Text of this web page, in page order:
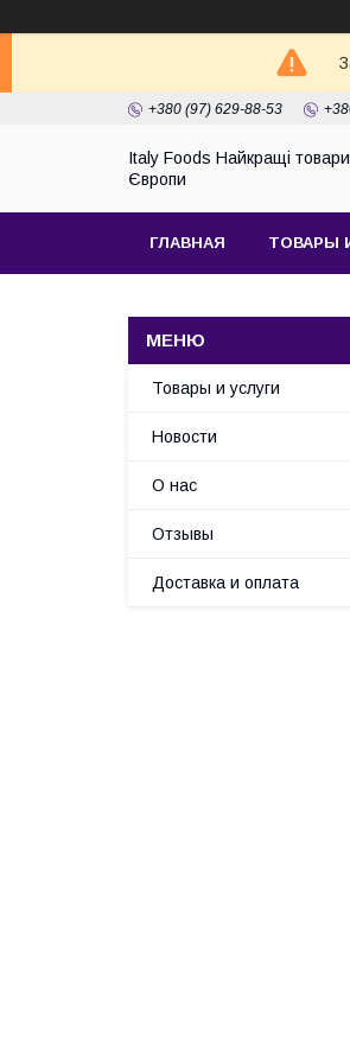
+380 (97) 629-88-53
Italy Foods Найкращі
Європи
ГЛАВНАЯ ТОВАРЫ
Товары и услуги
Новости
О нас
Отзывы
Доставка и оплата